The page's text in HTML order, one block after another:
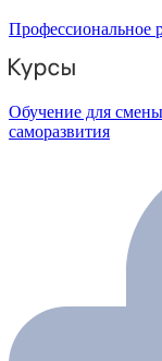
Профессиональное
Обучение для
саморазвития